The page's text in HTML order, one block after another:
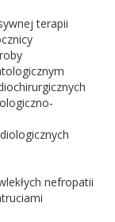
terapii
nefropatii